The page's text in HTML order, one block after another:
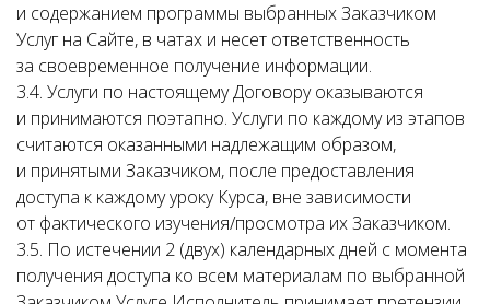
и содержанием программы выбранных Заказчиком
Услуг на Сайте, в чатах и несет ответственность
за своевременное получение информации.
3.4. Услуги по настоящему Договору оказываются
и принимаются поэтапно. Услуги по каждому из этапов
считаются оказанными надлежащим образом,
и принятыми Заказчиком, после предоставления
доступа к каждому уроку Курса, вне зависимости
от фактического изучения/просмотра их Заказчиком.
3.5. По истечении 2 (двух) календарных дней с момента
получения доступа ко всем материалам по выбранной